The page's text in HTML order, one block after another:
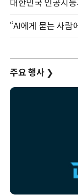
주요 행사 ❯